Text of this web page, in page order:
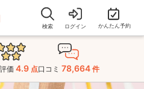
検索 ログイン かんたん予約
価 4.9 点口コミ 78,664 件